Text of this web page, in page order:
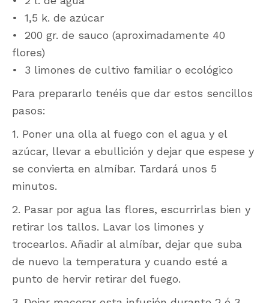
• 1,5 k. de azúcar
• 200 gr. de sauco (aproximadamente 40
flores)
• 3 limones de cultivo familiar o ecológico
Para prepararlo tenéis que dar estos sencillos
pasos:
1. Poner una olla al fuego con el agua y el
azúcar, llevar a ebullición y dejar que espese y
se convierta en almíbar. Tardará unos 5
minutos.
2. Pasar por agua las flores, escurrirlas bien y
retirar los tallos. Lavar los limones y
trocearlos. Añadir al almíbar, dejar que suba
de nuevo la temperatura y cuando esté a
punto de hervir retirar del fuego.